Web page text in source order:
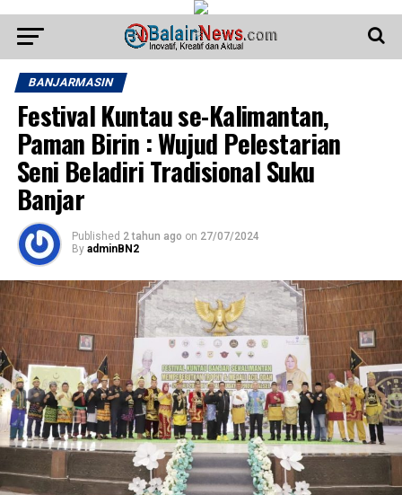
BANJARMASIN
Festival Kuntau se-Kalimantan,
Paman Birin : Wujud Pelestarian
Seni Beladiri Tradisional Suku
Banjar
Published 2 tahun ago on 27/07/2024
By adminBN2